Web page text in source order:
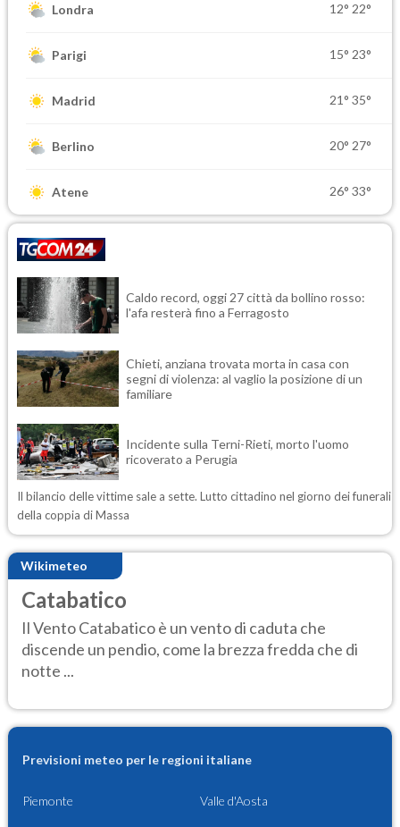
Londra 12° 22°
Parigi 15° 23°
Madrid 21° 35°
Berlino 20° 27°
Atene 26° 33°
Wikimeteo
Catabatico
Il Vento Catabatico è un vento di caduta che
discende un pendio, come la brezza fredda che di
notte ...
Caldo record, oggi 27 città da bollino rosso:
l'afa resterà fino a Ferragosto
Chieti, anziana trovata morta in casa con
segni di violenza: al vaglio la posizione di un
familiare
Incidente sulla Terni-Rieti, morto l'uomo
ricoverato a Perugia
Il bilancio delle vittime sale a sette. Lutto cittadino nel giorno dei funerali
della coppia di Massa
Previsioni meteo per le regioni italiane
Piemonte Valle d'Aosta